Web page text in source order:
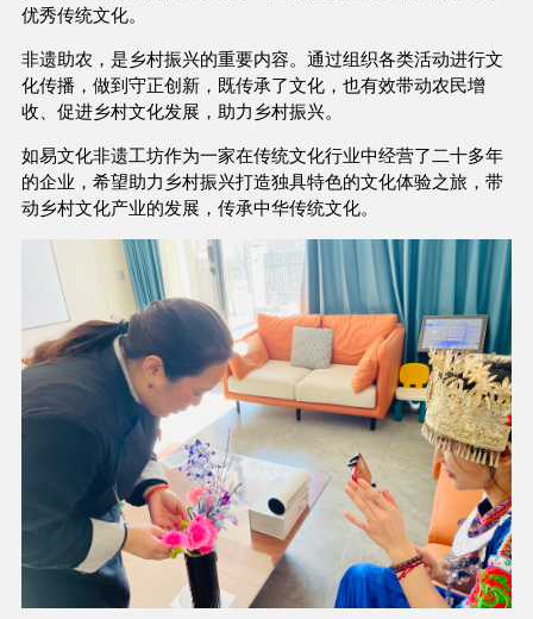
优秀传统文化。
非遗助农，是乡村振兴的重要内容。通过组织各类活动进行文
化传播，做到守正创新，既传承了文化，也有效带动农民增
收、促进乡村文化发展，助力乡村振兴。
如易文化非遗工坊作为一家在传统文化行业中经营了二十多年
的企业，希望助力乡村振兴打造独具特色的文化体验之旅，带
动乡村文化产业的发展，传承中华传统文化。